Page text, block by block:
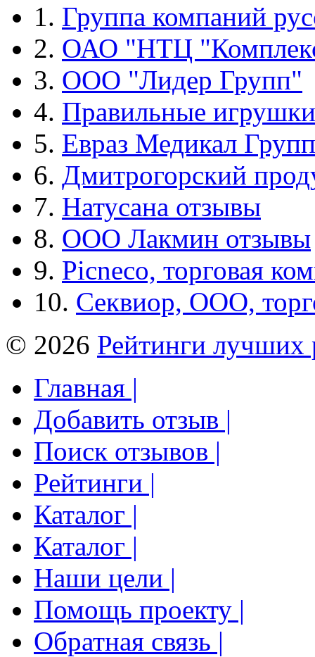
1. Группа компаний
2. ОАО "НТЦ
3. ООО "Лидер Групп"
4. Правильные игрушки
5. Евраз Медикал Групп
6. Дмитрогорский
7. Натусана отзывы
8. ООО Лакмин отзывы
9. Picneco, торговая
10. Секвиор, ООО,
© 2026 Рейтинги лучших
Главная |
Добавить отзыв |
Поиск отзывов |
Рейтинги |
Каталог |
Каталог |
Наши цели |
Помощь проекту |
Обратная связь |